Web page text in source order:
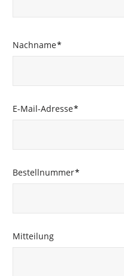
Nachname*
E-Mail-Adresse*
Bestellnummer*
Mitteilung